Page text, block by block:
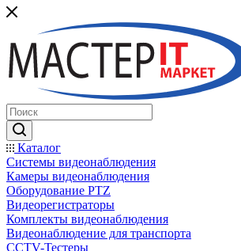
Каталог
Системы видеонаблюдения
Камеры видеонаблюдения
Оборудование PTZ
Видеорегистраторы
Комплекты видеонаблюдения
Видеонаблюдение для транспорта
CCTV-Тестеры